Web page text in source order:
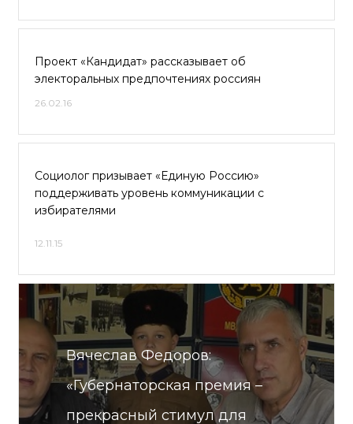
Проект «Кандидат» рассказывает об
электоральных предпочтениях россиян
26.02.16
Социолог призывает «Единую Россию»
поддерживать уровень коммуникации с
избирателями
12.11.15
Вячеслав Федоров:
«Губернаторская премия –
прекрасный стимул для